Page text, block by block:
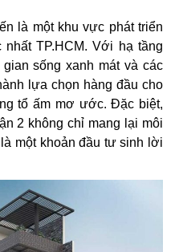
là một khu vực phát triển
TP.HCM. Với hạ tầng
sống xanh mát và các
lựa chọn hàng đầu cho
tổ ấm mơ ước. Đặc biệt,
2 không chỉ mang lại môi
một khoản đầu tư sinh lời